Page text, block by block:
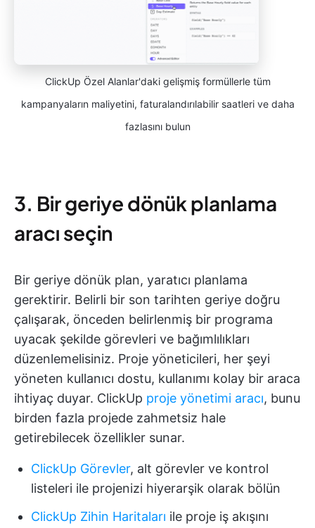
ClickUp Özel Alanlar'daki gelişmiş formüllerle tüm
kampanyaların maliyetini, faturalandırılabilir saatleri ve daha
fazlasını bulun
3. Bir geriye dönük planlama
aracı seçin
Bir geriye dönük plan, yaratıcı planlama
gerektirir. Belirli bir son tarihten geriye doğru
çalışarak, önceden belirlenmiş bir programa
uyacak şekilde görevleri ve bağımlılıkları
düzenlemelisiniz. Proje yöneticileri, her şeyi
yöneten kullanıcı dostu, kullanımı kolay bir araca
ihtiyaç duyar. ClickUp proje yönetimi aracı, bunu
birden fazla projede zahmetsiz hale
getirebilecek özellikler sunar.
ClickUp Görevler, alt görevler ve kontrol
listeleri ile projenizi hiyerarşik olarak bölün
ClickUp Zihin Haritaları ile proje iş akışını